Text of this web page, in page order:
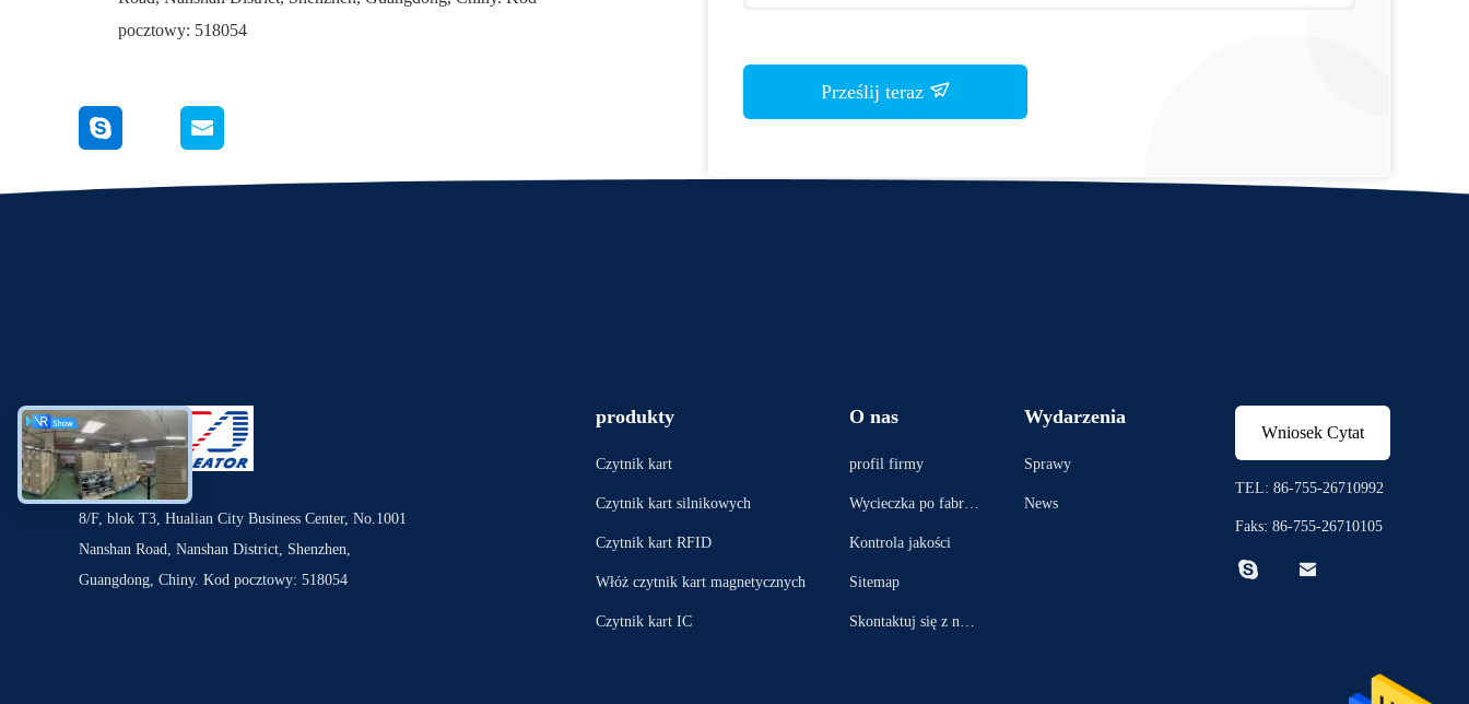
pocztowy: 518054
Prześlij teraz
8/F, blok T3, Hualian City Business Center, No.1001
Nanshan Road, Nanshan District, Shenzhen,
Guangdong, Chiny. Kod pocztowy: 518054
produkty
Czytnik kart
Czytnik kart silnikowych
Czytnik kart RFID
Włóż czytnik kart magnetycznych
Czytnik kart IC
O nas
profil firmy
Wycieczka po fabryc
Kontrola jakości
Sitemap
Skontaktuj się z nam
Wydarzenia
Sprawy
News
Wniosek Cytat
TEL: 86-755-26710992
Faks: 86-755-26710105
 